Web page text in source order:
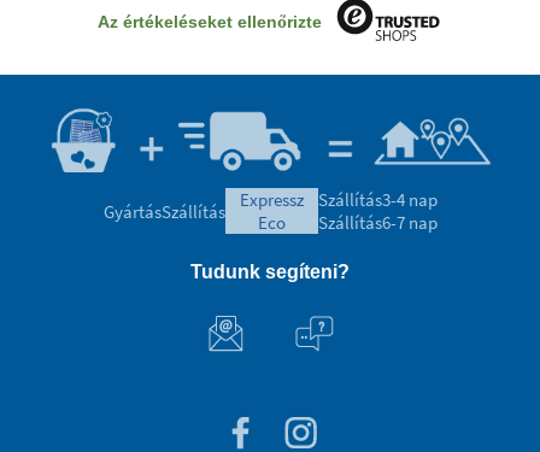
Az értékeléseket ellenőrizte
GyártásSzállítás
expressz
eco
Szállítás3-4 nap
Szállítás6-7 nap
Tudunk segíteni?